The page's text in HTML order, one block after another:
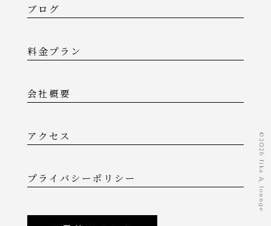
ブログ
料金プラン
会社概要
アクセス
プライバシーポリシー ©️2026 fika & lounge